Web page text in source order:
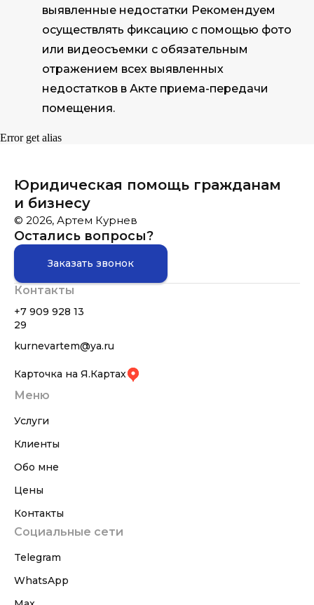
выявленные недостатки Рекомендуем
осуществлять фиксацию с помощью фото
или видеосъемки с обязательным
отражением всех выявленных
недостатков в Акте приема-передачи
помещения.
Error get alias
Юридическая помощь гражданам
и бизнесу
© 2026, Артем Курнев
Остались вопросы?
Заказать звонок
Контакты
+7 909 928 13
29
kurnevartem@ya.ru
Карточка на Я.Картах
Меню
Услуги
Клиенты
Обо мне
Цены
Контакты
Социальные сети
Telegram
WhatsApp